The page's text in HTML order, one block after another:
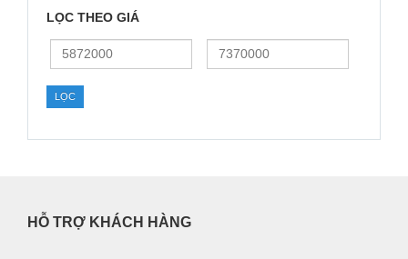
LỌC THEO GIÁ
Giá
nhất
Giá
LỌC
HỖ TRỢ KHÁCH HÀNG